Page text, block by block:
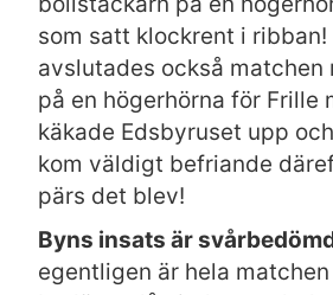
som satt klockrent i ribban!
avslutades också matchen
på en högerhörna för Frille
käkade Edsbyruset upp
kom väldigt befriande
pärs det blev!
Byns insats är
egentligen är hela